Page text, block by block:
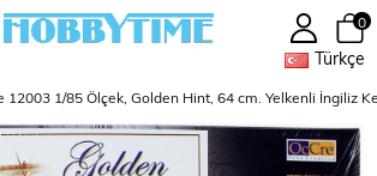
Türkçe
0